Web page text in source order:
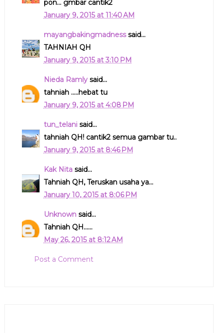
pon... gmbar cantik2
January 9, 2015 at 11:40 AM
mayangbakingmadnesssaid...
TAHNIAH QH
January 9, 2015 at 3:10 PM
Nieda Ramlysaid...
tahniah .....hebat tu
January 9, 2015 at 4:08 PM
tun_telanisaid...
tahniah QH! cantik2 semua gambar tu..
January 9, 2015 at 8:46 PM
Kak Nitasaid...
Tahniah QH, Teruskan usaha ya...
January 10, 2015 at 8:06 PM
Unknownsaid...
Tahniah QH......
May 26, 2015 at 8:12 AM
Post a Comment